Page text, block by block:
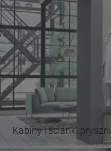
Kabiny i ścianki